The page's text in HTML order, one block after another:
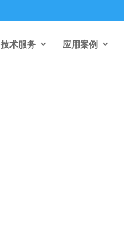
技术服务 应用案例